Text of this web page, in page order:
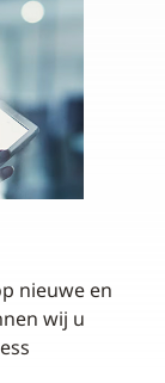
nieuwe en
wij u